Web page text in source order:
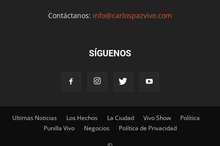
Contáctanos: info@carlospazvivo.com
SÍGUENOS
Ultimas Noticias Los Hechos La Ciudad Vivo Show
Política
Punilla Vivo
Negocios Política de Privacidad